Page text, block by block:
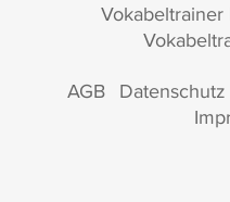
Vokabeltrainer
AGB Datenschutz